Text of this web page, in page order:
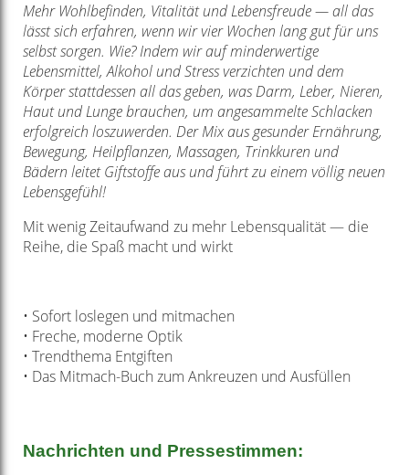
Mehr Wohlbefinden, Vitalität und Lebensfreude — all das
lässt sich erfahren, wenn wir vier Wochen lang gut für uns
selbst sorgen. Wie? Indem wir auf minderwertige
Lebensmittel, Alkohol und Stress verzichten und dem
Körper stattdessen all das geben, was Darm, Leber, Nieren,
Haut und Lunge brauchen, um angesammelte Schlacken
erfolgreich loszuwerden. Der Mix aus gesunder Ernährung,
Bewegung, Heilpflanzen, Massagen, Trinkkuren und
Bädern leitet Giftstoffe aus und führt zu einem völlig neuen
Lebensgefühl!
Mit wenig Zeitaufwand zu mehr Lebensqualität — die
Reihe, die Spaß macht und wirkt
• Sofort loslegen und mitmachen
• Freche, moderne Optik
• Trendthema Entgiften
• Das Mitmach-Buch zum Ankreuzen und Ausfüllen
Nachrichten und Pressestimmen: